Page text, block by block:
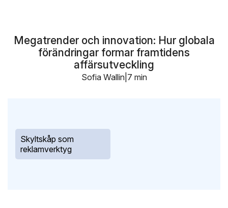
Megatrender och innovation: Hur globala
förändringar formar framtidens
affärsutveckling
7 min
Sofia Wallin
Skyltskåp som
reklamverktyg